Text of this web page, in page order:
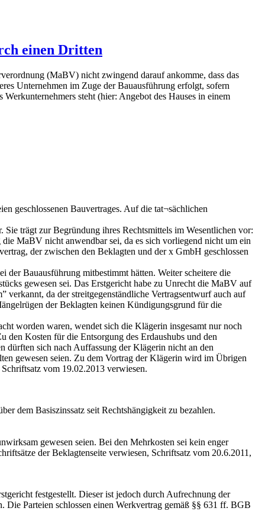
einen Dritten
(MaBV) nicht zwingend darauf ankomme, dass das
Unternehmen im Zuge der Bauausführung erfolgt, sofern
steht (hier: Angebot des Hauses in einem
geschlossenen Bauvertrages. Auf die tat¬sächlichen
trägt zur Begründung ihres Rechtsmittels im Wesentlichen vor:
MaBV nicht anwendbar sei, da es sich vorliegend nicht um ein
der zwischen den Beklagten und der x GmbH geschlossen
Bauausführung mitbestimmt hätten. Weiter scheitere die
gewesen sei. Das Erstgericht habe zu Unrecht die MaBV auf
verkannt, da der streitgegenständliche Vertragsentwurf auch auf
der Beklagten keinen Kündigungsgrund für die
worden waren, wendet sich die Klägerin insgesamt nur noch
den Kosten für die Entsorgung des Erdaushubs und den
dürften sich nach Auffassung der Klägerin nicht an den
gewesen seien. Zu dem Vortrag der Klägerin wird im Übrigen
vom 19.02.2013 verwiesen.
dem Basiszinssatz seit Rechtshängigkeit zu bezahlen.
gewesen seien. Bei den Mehrkosten sei kein enger
der Beklagtenseite verwiesen, Schriftsatz vom 20.6.2011,
festgestellt. Dieser ist jedoch durch Aufrechnung der
Parteien schlossen einen Werkvertrag gemäß §§ 631 ff. BGB